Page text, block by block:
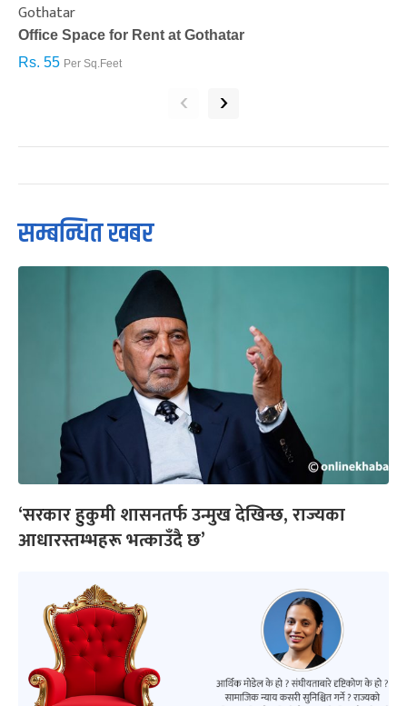
Gothatar
Office Space for Rent at Gothatar
Rs. 55 Per Sq.Feet
‹ ›
सम्बन्धित खबर
‘सरकार हुकुमी शासनतर्फ उन्मुख देखिन्छ, राज्यका
आधारस्तम्भहरू भत्काउँदै छ’